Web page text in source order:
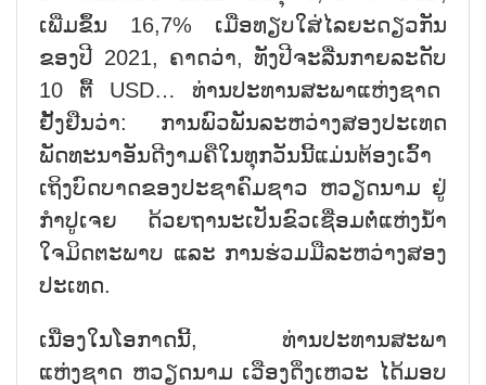
ເພີ່ມຂຶ້ນ 16,7% ເມື່ອທຽບໃສ່ໄລຍະດຽວກັນ
ຂອງປີ 2021, ຄາດວ່າ, ທັງປີຈະລື່ນກາຍລະດັບ
10 ຕື້ USD… ທ່ານປະທານສະພາແຫ່ງຊາດ
ຢັ້ງຢືນວ່າ: ການພົວພັນລະຫວ່າງສອງປະເທດ
ພັດທະນາອັນດີງາມຄືໃນທຸກວັນນີ້ແມ່ນຕ້ອງເວົ້າ
ເຖິງບົດບາດຂອງປະຊາຄົມຊາວ ຫວຽດນາມ ຢູ່
ກຳປູເຈຍ ດ້ວຍຖານະເປັນຂົວເຊື່ອມຕໍ່ແຫ່ງນ້ຳ
ໃຈມິດຕະພາບ ແລະ ການຮ່ວມມືລະຫວ່າງສອງ
ປະເທດ.
ເນື່ອງໃນໂອກາດນີ້, ທ່ານປະທານສະພາ
ແຫ່ງຊາດ ຫວຽດນາມ ເວືອງດິ່ງເຫວະ ໄດ້ມອບ